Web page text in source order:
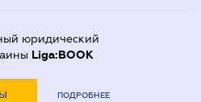
юридический
Liga:BOOK
ПОДРОБНЕЕ